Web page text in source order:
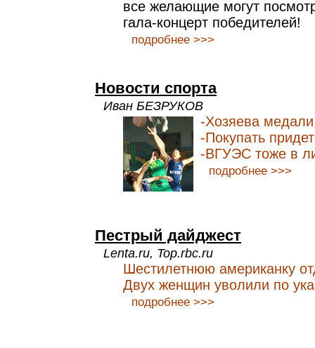
все желающие могут
гала-концерт победителей!
подробнее >>>
Новости спорта
Иван БЕЗРУКОВ
-Хозяева
-Покупать
-ВГУЭС тоже в
подробнее >>>
Пестрый дайджест
Lenta.ru, Top.rbc.ru
Шестилетнюю американку
Двух женщин уволили по
подробнее >>>